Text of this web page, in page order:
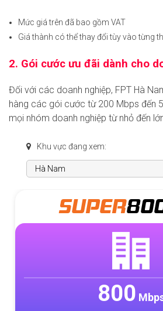
Mức giá trên đã bao gồm VAT
Giá thành có thể thay đổi tùy vào từng
2. Gói cước ưu đãi dành cho
Đối với các doanh nghiệp, FPT Hà
hàng các gói cước từ 200 Mbps đến
mọi nhóm doanh nghiệp từ nhỏ đến
Khu vực đang xem:
SUPER300
300